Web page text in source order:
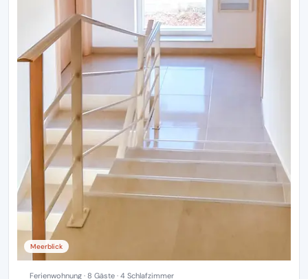
Meerblick
Ferienwohnung · 8 Gäste · 4 Schlafzimmer